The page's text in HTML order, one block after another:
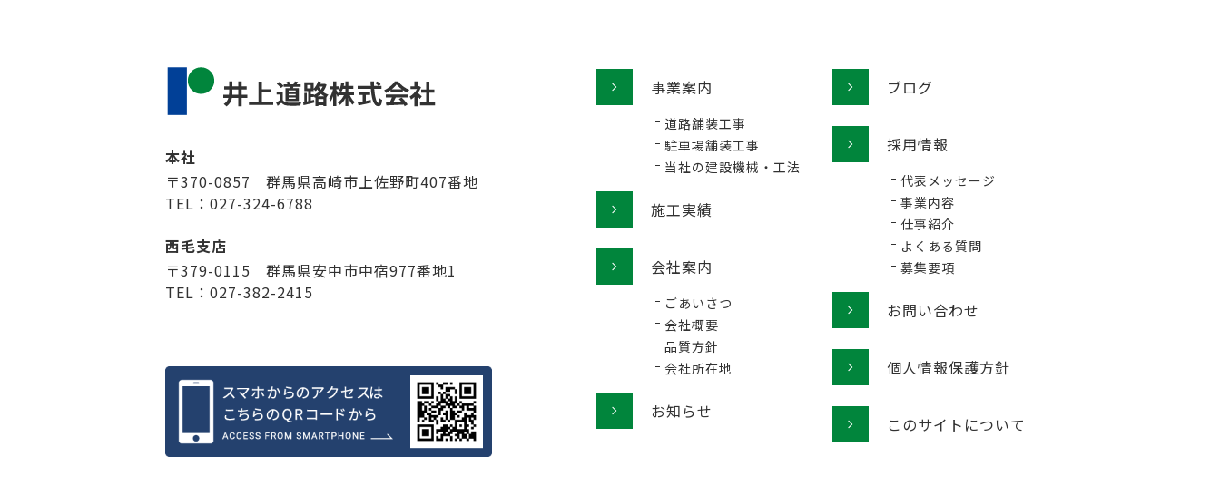
本社
〒370-0857 群馬県高崎市上佐野町407番地
TEL：027-324-6788
西毛支店
〒379-0115 群馬県安中市中宿977番地1
TEL：027-382-2415
事業案内
道路舗装工事
駐車場舗装工事
当社の建設機械・工法
施工実績
会社案内
ごあいさつ
会社概要
品質方針
会社所在地
お知らせ
ブログ
採用情報
代表メッセージ
事業内容
仕事紹介
よくある質問
募集要項
お問い合わせ
個人情報保護方針
このサイトについて